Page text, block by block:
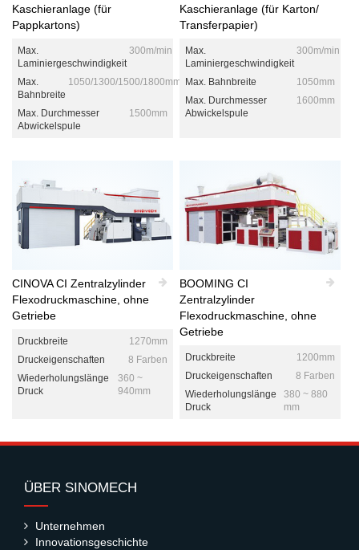
Kaschieranlage (für
Pappkartons)
Max.
Laminiergeschwindigkeit
300m/min
Max.
Bahnbreite
1050/1300/1500/1800mm
Max. Durchmesser
Abwickelspule
1500mm
Kaschieranlage (für Karton/
Transferpapier)
Max.
Laminiergeschwindigkeit
300m/min
Max. Bahnbreite
1050mm
Max. Durchmesser
Abwickelspule
1600mm
CINOVA CI Zentralzylinder
Flexodruckmaschine, ohne
Getriebe
Druckbreite
1270mm
Druckeigenschaften
8 Farben
Wiederholungslänge
Druck
360 ~
940mm
BOOMING CI
Zentralzylinder
Flexodruckmaschine, ohne
Getriebe
Druckbreite
1200mm
Druckeigenschaften
8 Farben
Wiederholungslänge
Druck
380 ~ 880
mm
ÜBER SINOMECH
Unternehmen
Innovationsgeschichte